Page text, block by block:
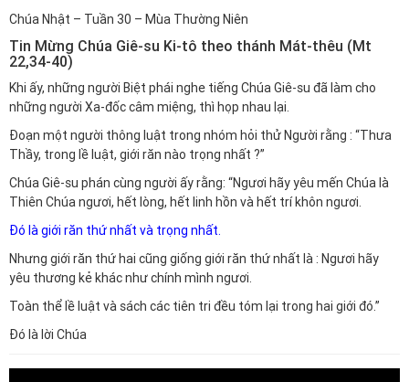
Chúa Nhật – Tuần 30 – Mùa Thường Niên
Tin Mừng Chúa Giê-su Ki-tô theo thánh Mát-thêu (Mt
22,34-40)
Khi ấy, những người Biệt phái nghe tiếng Chúa Giê-su đã làm cho
những người Xa-đốc câm miệng, thì họp nhau lại.
Đoạn một người thông luật trong nhóm hỏi thử Người rằng : “Thưa
Thầy, trong lề luật, giới răn nào trọng nhất ?”
Chúa Giê-su phán cùng người ấy rằng: “Ngươi hãy yêu mến Chúa là
Thiên Chúa ngươi, hết lòng, hết linh hồn và hết trí khôn ngươi.
Đó là giới răn thứ nhất và trọng nhất.
Nhưng giới răn thứ hai cũng giống giới răn thứ nhất là : Ngươi hãy
yêu thương kẻ khác như chính mình ngươi.
Toàn thể lề luật và sách các tiên tri đều tóm lại trong hai giới đó.”
Đó là lời Chúa